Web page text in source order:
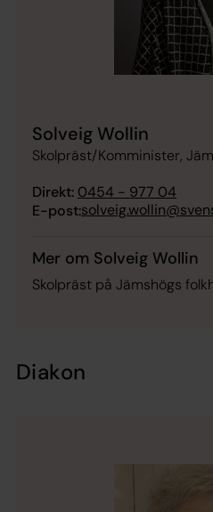
Solveig Wollin
Skolpräst/Komminister,
Direkt: 0454 - 977 04
E-post:
Mer om Solveig Wollin
Skolpräst på Jämshögs
Diakon